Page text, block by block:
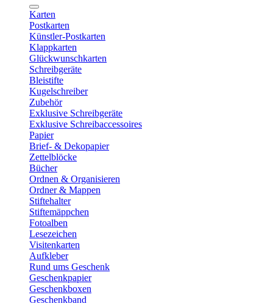
Karten
Postkarten
Künstler-Postkarten
Klappkarten
Glückwunschkarten
Schreibgeräte
Bleistifte
Kugelschreiber
Zubehör
Exklusive Schreibgeräte
Exklusive Schreibaccessoires
Papier
Brief- & Dekopapier
Zettelblöcke
Bücher
Ordnen & Organisieren
Ordner & Mappen
Stiftehalter
Stiftemäppchen
Fotoalben
Lesezeichen
Visitenkarten
Aufkleber
Rund ums Geschenk
Geschenkpapier
Geschenkboxen
Geschenkband